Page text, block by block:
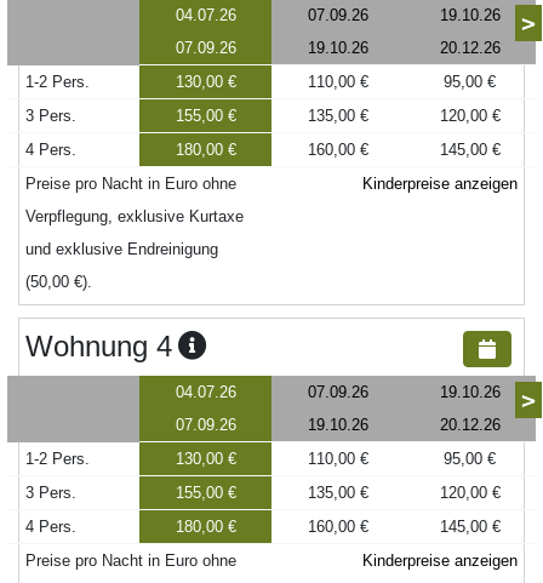
>
04.07.26
07.09.26
07.09.26
19.10.26
19.10.26
20.12.26
1-2 Pers.
130,00 € 110,00 €
95,00 €
3 Pers.
155,00 € 135,00 €
120,00 €
4 Pers.
180,00 € 160,00 €
145,00 €
Preise pro Nacht in Euro ohne
Verpflegung, exklusive Kurtaxe
und exklusive Endreinigung
(50,00 €).
Kinderpreise anzeigen
Wohnung 4
>
04.07.26
07.09.26
07.09.26
19.10.26
19.10.26
20.12.26
1-2 Pers.
130,00 € 110,00 €
95,00 €
3 Pers.
155,00 € 135,00 €
120,00 €
4 Pers.
180,00 € 160,00 €
145,00 €
Preise pro Nacht in Euro ohne
Kinderpreise anzeigen